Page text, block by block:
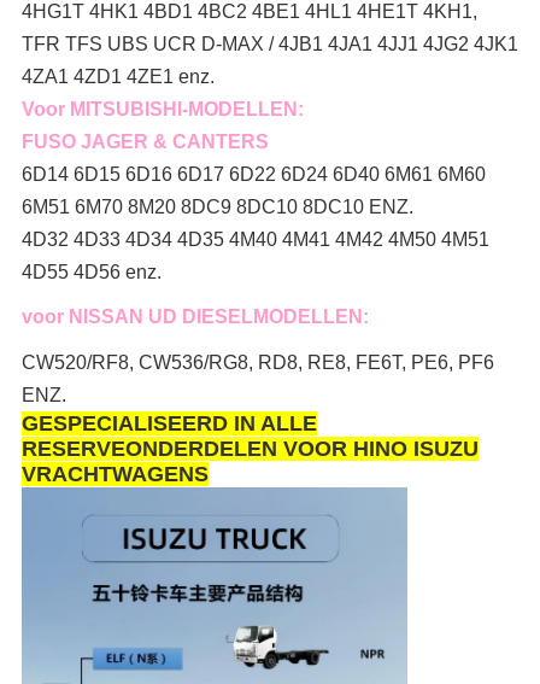
4HG1T 4HK1 4BD1 4BC2 4BE1 4HL1 4HE1T 4KH1,
TFR TFS UBS UCR D-MAX / 4JB1 4JA1 4JJ1 4JG2 4JK1
4ZA1 4ZD1 4ZE1 enz.
Voor MITSUBISHI-MODELLEN:
FUSO JAGER & CANTERS
6D14 6D15 6D16 6D17 6D22 6D24 6D40 6M61 6M60
6M51 6M70 8M20 8DC9 8DC10 8DC10 ENZ.
4D32 4D33 4D34 4D35 4M40 4M41 4M42 4M50 4M51
4D55 4D56 enz.
voor NISSAN UD DIESELMODELLEN:
CW520/RF8, CW536/RG8, RD8, RE8, FE6T, PE6, PF6
ENZ.
GESPECIALISEERD IN ALLE
RESERVEONDERDELEN VOOR HINO ISUZU
VRACHTWAGENS